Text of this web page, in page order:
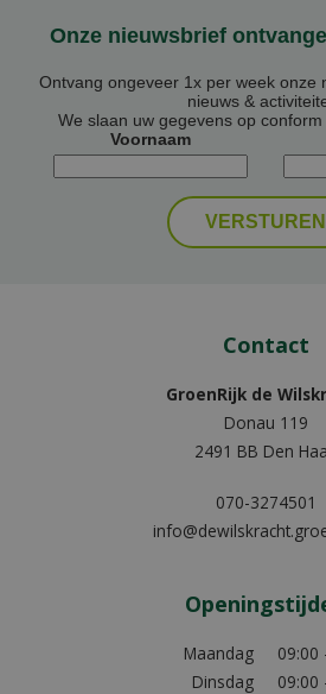
Onze nieuwsbrief
Ontvang ongeveer 1x per week onze
nieuws &
We slaan uw gegevens op conform
Voornaam
Contact
GroenRijk de
Donau 119
2491 BB Den
070-3274501
Maandag
09:00
Dinsdag
09:00